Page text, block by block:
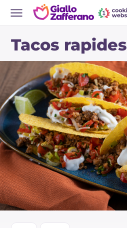
Tacos rapides